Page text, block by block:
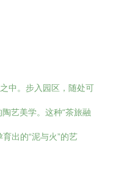
中。步入园区，随处可
艺美学。这种“茶旅融
出的“泥与火”的艺